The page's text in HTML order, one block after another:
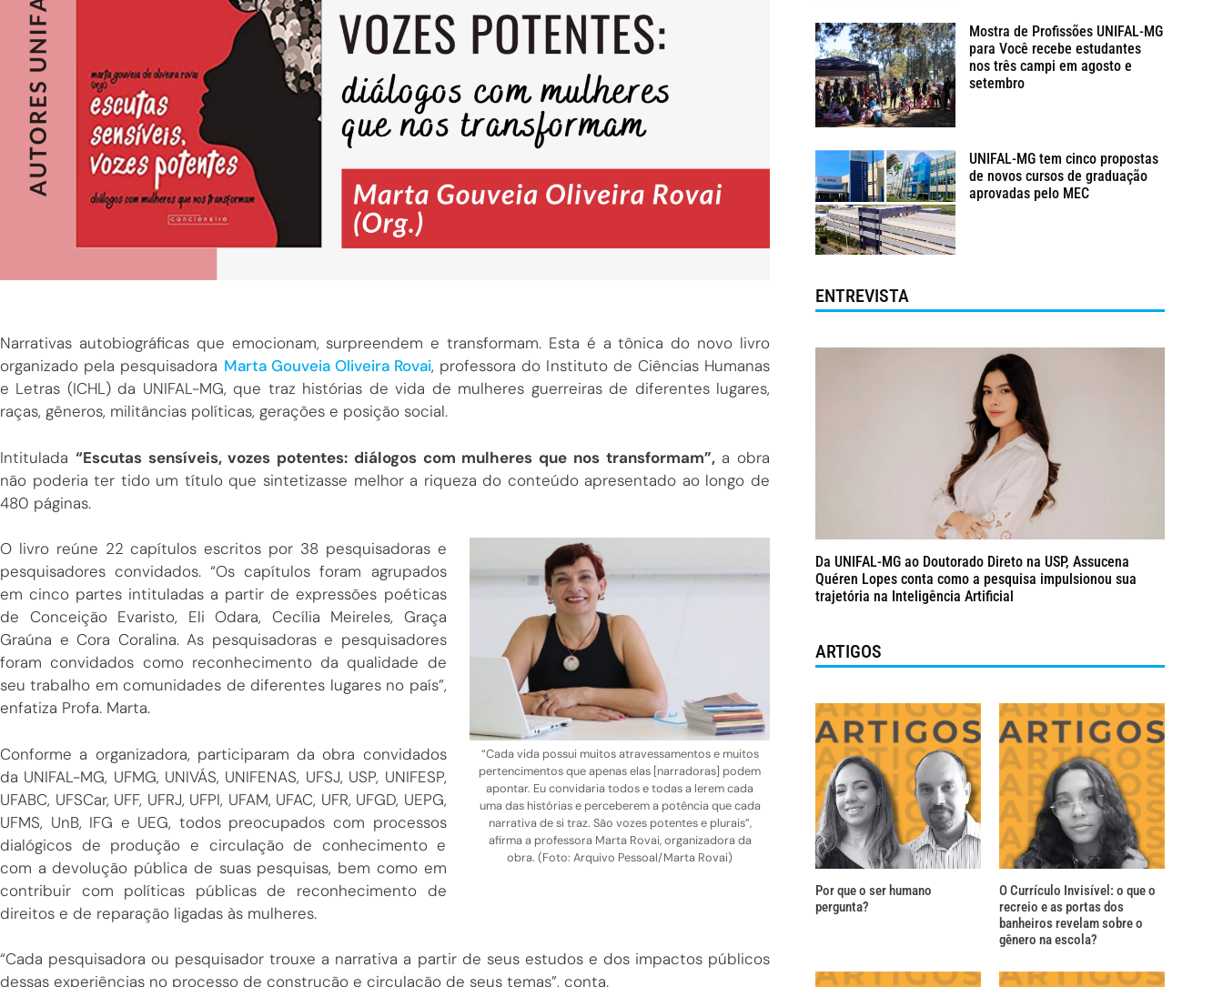
Narrativas autobiográficas que emocionam, surpreendem e transformam. Esta é a tônica do novo livro
organizado pela pesquisadora Marta Gouveia Oliveira Rovai, professora do Instituto de Ciências Humanas
e Letras (ICHL) da UNIFAL-MG, que traz histórias de vida de mulheres guerreiras de diferentes lugares,
raças, gêneros, militâncias políticas, gerações e posição social.
Intitulada “Escutas sensíveis, vozes potentes: diálogos com mulheres que nos transformam”,a obra
não poderia ter tido um título que sintetizasse melhor a riqueza do conteúdo apresentado ao longo de
480 páginas.
“Cada vida possui muitos atravessamentos e muitos
pertencimentos que apenas elas [narradoras] podem
apontar. Eu convidaria todos e todas a lerem cada
uma das histórias e perceberem a potência que cada
narrativa de si traz. São vozes potentes e plurais”,
afirma a professora Marta Rovai, organizadora da
obra. (Foto: Arquivo Pessoal/Marta Rovai)
O livro reúne 22 capítulos escritos por 38 pesquisadoras e
pesquisadores convidados. “Os capítulos foram agrupados
em cinco partes intituladas a partir de expressões poéticas
de Conceição Evaristo, Eli Odara, Cecília Meireles, Graça
Graúna e Cora Coralina. As pesquisadoras e pesquisadores
foram convidados como reconhecimento da qualidade de
seu trabalho em comunidades de diferentes lugares no país”,
enfatiza Profa. Marta.
Conforme a organizadora, participaram da obra convidados
da UNIFAL-MG, UFMG, UNIVÁS, UNIFENAS, UFSJ, USP, UNIFESP,
UFABC, UFSCar, UFF, UFRJ, UFPI, UFAM, UFAC, UFR, UFGD, UEPG,
UFMS, UnB, IFG e UEG, todos preocupados com processos
dialógicos de produção e circulação de conhecimento e
com a devolução pública de suas pesquisas, bem como em
contribuir com políticas públicas de reconhecimento de
direitos e de reparação ligadas às mulheres.
“Cada pesquisadora ou pesquisador trouxe a narrativa a partir de seus estudos e dos impactos públicos
dessas experiências no processo de construção e circulação de seus temas”, conta.
Mostra de Profissões UNIFAL-MG
para Você recebe estudantes
nos três campi em agosto e
setembro
UNIFAL-MG tem cinco propostas
de novos cursos de graduação
aprovadas pelo MEC
ENTREVISTA
Da UNIFAL-MG ao Doutorado Direto na USP, Assucena
Quéren Lopes conta como a pesquisa impulsionou sua
trajetória na Inteligência Artificial
ARTIGOS
Por que o ser humano
pergunta?
O Currículo Invisível: o que o
recreio e as portas dos
banheiros revelam sobre o
gênero na escola?